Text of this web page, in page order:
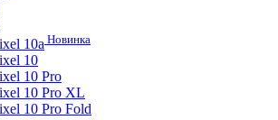
10a Новинка
10
10 Pro
10 Pro XL
10 Pro Fold